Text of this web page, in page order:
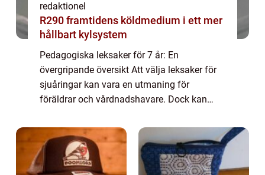
redaktionel
R290 framtidens köldmedium i ett mer
hållbart kylsystem
Pedagogiska leksaker för 7 år: En
övergripande översikt Att välja leksaker för
sjuåringar kan vara en utmaning för
föräldrar och vårdnadshavare. Dock kan
lösning för att kombinera lek och lärande på
ett roligt sät...